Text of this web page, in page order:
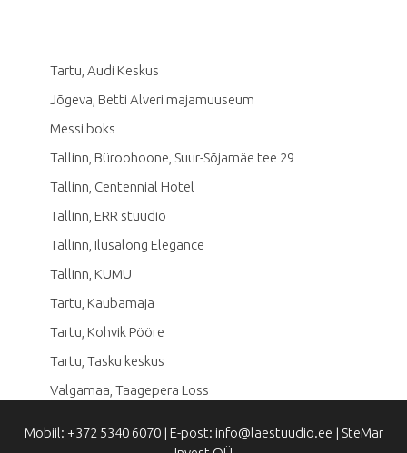
Tartu, Audi Keskus
Jõgeva, Betti Alveri majamuuseum
Messi boks
Tallinn, Büroohoone, Suur-Sõjamäe tee 29
Tallinn, Centennial Hotel
Tallinn, ERR stuudio
Tallinn, Ilusalong Elegance
Tallinn, KUMU
Tartu, Kaubamaja
Tartu, Kohvik Pööre
Tartu, Tasku keskus
Valgamaa, Taagepera Loss
Mobiil: +372 5340 6070 | E-post: info@laestuudio.ee | SteMar